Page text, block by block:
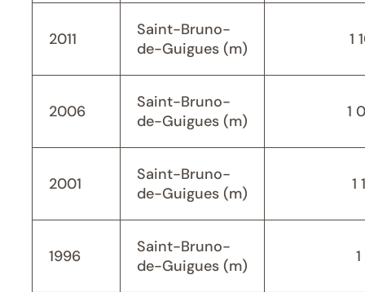
2011
Saint-Bruno-
de-Guigues (m)
1
2006
Saint-Bruno-
de-Guigues (m)
1
2001
Saint-Bruno-
de-Guigues (m)
1
1996
Saint-Bruno-
de-Guigues (m)